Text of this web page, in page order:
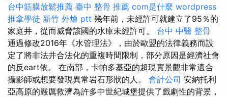
台中筋膜放鬆推薦 臺中 整骨 推薦 com是什麼 wordpress
推拿學徒 新竹 外燴 ptt 幾年前，未經許可就建立了95％的
家庭井，從而威脅該國的水庫未經許可。 台中 中醫 整骨
通過修改2016年《水管理法》，由於歐盟的法律義務而設
定了將非法井合法化的重複時間限制，部分原因是經濟社會
的反eart依。 在南部，卡帕多基亞的超現實景觀非常適合
攝影師或想要發現異常岩石形狀的人。 會計公司 安納托利
亞高原的嚴厲救濟為許多中世紀城堡提供了戲劇性的背景，